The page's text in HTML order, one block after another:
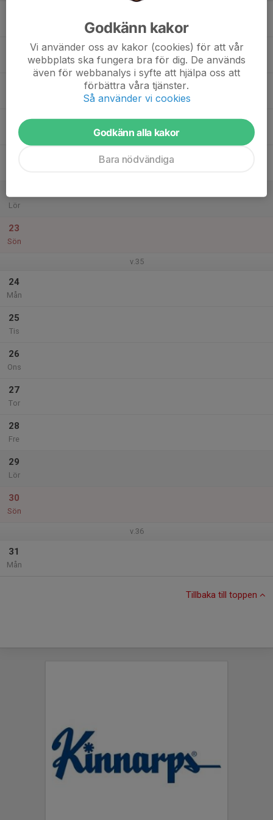
Tor
Lör
23
Sön
v.35
24
Mån
25
Tis
26
Ons
27
Tor
28
Fre
29
Lör
30
Sön
v.36
31
Mån
Tillbaka till toppen
Godkänn kakor
Vi använder oss av kakor (cookies) för att vår
webbplats ska fungera bra för dig. De används
även för webbanalys i syfte att hjälpa oss att
förbättra våra tjänster.
Så använder vi cookies
Godkänn alla kakor
Bara nödvändiga